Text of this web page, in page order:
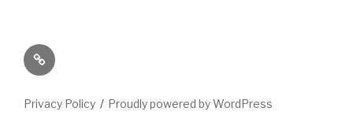
Its
High
Privacy Policy Proudly powered by WordPress